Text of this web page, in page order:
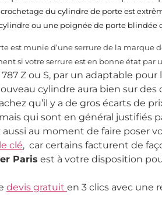
crochetage du cylindre de porte est
ou une poignée de porte blindée
est munie d’une serrure de la marque
si votre serrure est en bonne état
Z ou S, par un adaptable
cylindre aura bien sur
qu’il y a de gros écarts de
qui sont en général justifiés
aussi au moment de faire poser
clé, car certains facturent de
Paris est à votre disposition
devis gratuit en 3 clics avec une